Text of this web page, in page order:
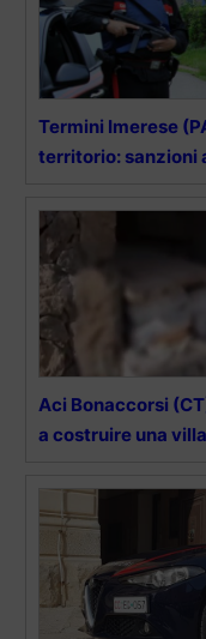
Termini Imerese
territorio: sanzioni
Aci Bonaccorsi
a costruire una villa